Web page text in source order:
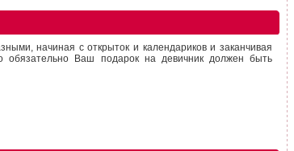
начиная с открыток и календариков и заканчивая
обязательно Ваш подарок на девичник должен быть